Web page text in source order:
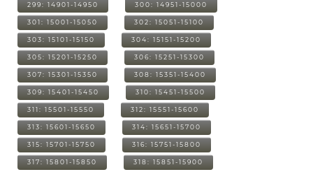
299: 14901-14950 300: 14951-15000
301: 15001-15050 302: 15051-15100
303: 15101-15150 304: 15151-15200
305: 15201-15250 306: 15251-15300
307: 15301-15350 308: 15351-15400
309: 15401-15450 310: 15451-15500
311: 15501-15550 312: 15551-15600
313: 15601-15650 314: 15651-15700
315: 15701-15750 316: 15751-15800
317: 15801-15850 318: 15851-15900